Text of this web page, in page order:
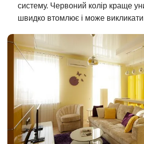
систему. Червоний колір краще
швидко втомлює і може